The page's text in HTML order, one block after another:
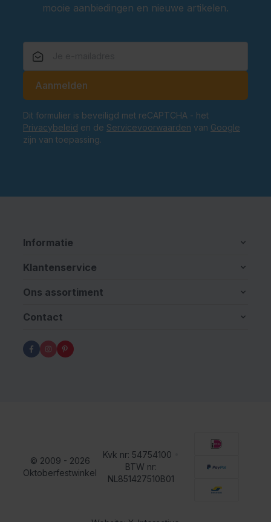
mooie aanbiedingen en nieuwe artikelen.
Aanmelden
Dit formulier is beveiligd met reCAPTCHA - het
Privacybeleid en de Servicevoorwaarden van Google
zijn van toepassing.
Informatie
Klantenservice
Ons assortiment
Contact
© 2009 - 2026
Oktoberfestwinkel
Kvk nr: 54754100
BTW nr:
NL851427510B01